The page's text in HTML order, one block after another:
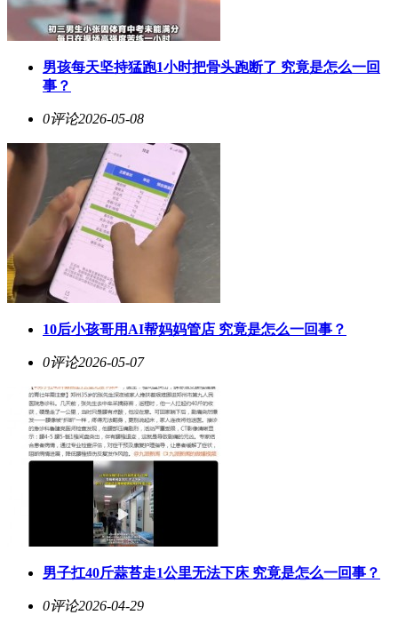
男孩每天坚持猛跑1小时把骨头跑断了 究竟是怎么一回
事？
0评论2026-05-08
10后小孩哥用AI帮妈妈管店 究竟是怎么一回事？
0评论2026-05-07
男子扛40斤蒜苔走1公里无法下床 究竟是怎么一回事？
0评论2026-04-29